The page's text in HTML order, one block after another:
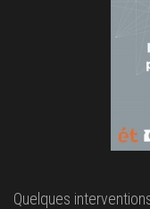
Quelques